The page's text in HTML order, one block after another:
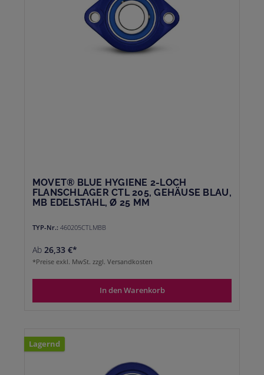
MOVET® BLUE HYGIENE 2-LOCH
FLANSCHLAGER CTL 205, GEHÄUSE BLAU,
MB EDELSTAHL, Ø 25 MM
TYP-Nr.: 460205CTLMBB
Ab 26,33 €*
*Preise exkl. MwSt. zzgl. Versandkosten
In den Warenkorb
Lagernd